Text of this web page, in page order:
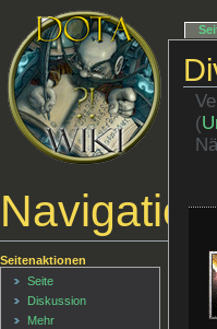
(
Seitenaktionen
Seite
Diskussion
Mehr